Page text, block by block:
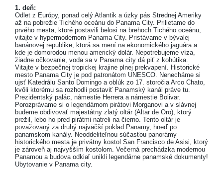
1. deň:
Odlet z Európy, ponad celý Atlantik a úzky pás Strednej Ameriky
až na pobrežie Tichého oceánu do Panama City. Prilietame do
prvého mesta, ktoré postavili belosi na brehoch Tichého oceánu,
vitajte v hypermodernom Panama City. Pristávame v bývalej
banánovej republike, ktorá sa mení na ekonomického jaguára a
kde je domorodou menou americký dolár. Nepotrebujeme víza,
žiadne očkovanie, voda sa v Panama city dá piť z kohútika.
Vitajte v bezpečnej tropickej krajine plnej prekvapení. Historické
mesto Panama City je pod patronátom UNESCO. Nenecháme si
ujsť Katedrálu Santo Domingo a oblúk zo 17. storočia Arco Chato,
kvôli ktorému sa rozhodli postaviť Panamský kanál práve tu.
Prezidentský palác, námestie Herrera a námestie Bolivar.
Porozprávame si o legendárnom pirátovi Morganovi a v slávnej
budeme obdivovať majestátny zlatý oltár (Altar de Oro), ktorý
prežil, lebo ho pred pirátmi natreli na čierno. Tento oltár je
považovaný za druhý najväčší poklad Panamy, hneď po
panamskom kanály. Neoddeliteľnou súčasťou panorámy
historického mesta je privátny kostol San Francisco de Asisi, ktorý
je zároveň aj najvyšším kostolom. Večerná prechádzka modernou
Panamou a budova odkiaľ unikli legendárne panamské dokumenty!
Ubytovanie v Panama city.